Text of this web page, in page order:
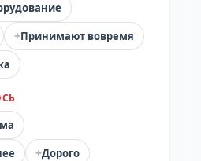
+Принимают вовремя
+Дорого